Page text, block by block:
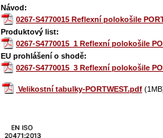
Návod:
0267-S4770015 Reflexní polokošile
Produktový list:
0267-S4770015_1 Reflexní polokošile
EU prohlášení o shodě:
0267-S4770015_3 Reflexní polokošile
Velikostní tabulky-PORTWEST.pdf